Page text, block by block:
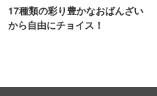
17種類の彩り豊かなおばんざい
から自由にチョイス！